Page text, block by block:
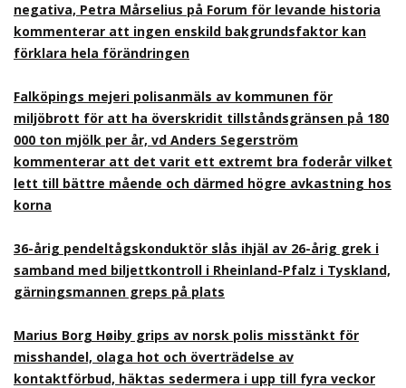
negativa, Petra Mårselius på Forum för levande historia
kommenterar att ingen enskild bakgrundsfaktor kan
förklara hela förändringen
Falköpings mejeri polisanmäls av kommunen för
miljöbrott för att ha överskridit tillståndsgränsen på 180
000 ton mjölk per år, vd Anders Segerström
kommenterar att det varit ett extremt bra foderår vilket
lett till bättre mående och därmed högre avkastning hos
korna
36-årig pendeltågskonduktör slås ihjäl av 26-årig grek i
samband med biljettkontroll i Rheinland-Pfalz i Tyskland,
gärningsmannen greps på plats
Marius Borg Høiby grips av norsk polis misstänkt för
misshandel, olaga hot och överträdelse av
kontaktförbud, häktas sedermera i upp till fyra veckor